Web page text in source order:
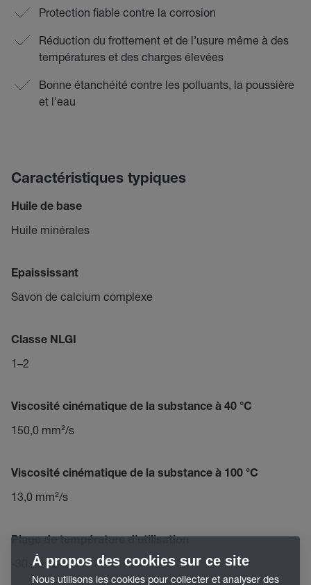
Protection fiable contre la corrosion
Réduction du frottement et de l’usure même à des
températures et des charges élevées
Bonne étanchéité contre les polluants, la poussière
et l'eau
Caractéristiques typiques
Huile de base
Huile minérales
Epaississant
Savon de calcium complexe
Classe NLGI
1–2
Viscosité cinématique de la substance à 40 °C
150,0 mm²/s
Viscosité cinématique de la substance à 100 °C
13,0 mm²/s
Plage de température d'utilisation
-30 – 140 °C
À propos des cookies sur ce site
Nous utilisons les cookies pour collecter et analyser des